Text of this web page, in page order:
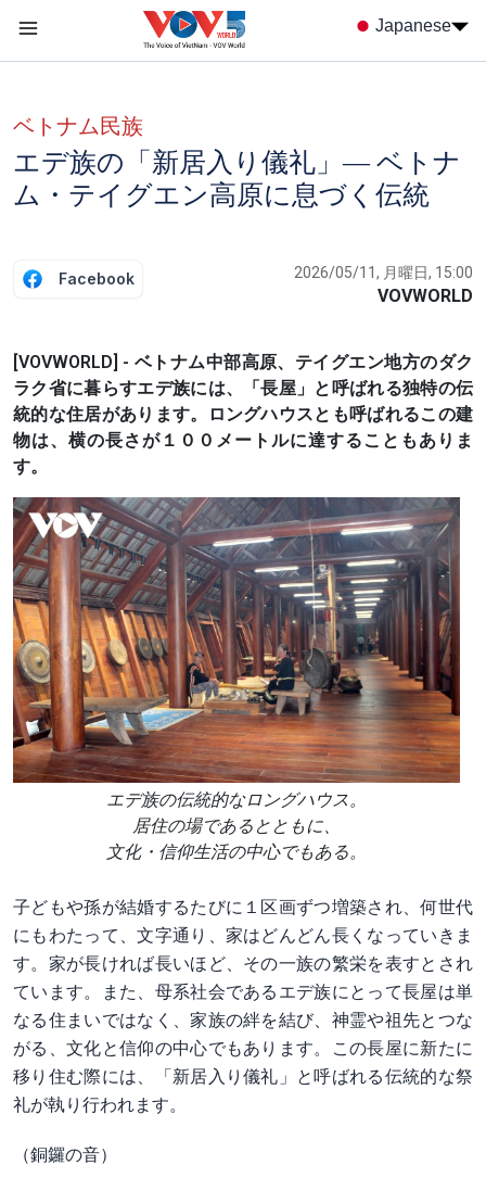
Japanese
ベトナム民族
エデ族の「新居入り儀礼」― ベトナ
ム・テイグエン高原に息づく伝統
Facebook 2026/05/11, 月曜日, 15:00
VOVWORLD
[VOVWORLD] - ベトナム中部高原、テイグエン地方のダク
ラク省に暮らすエデ族には、「長屋」と呼ばれる独特の伝
統的な住居があります。ロングハウスとも呼ばれるこの建
物は、横の長さが１００メートルに達することもありま
す。
エデ族の伝統的なロングハウス。
居住の場であるとともに、
文化・信仰生活の中心でもある。
子どもや孫が結婚するたびに１区画ずつ増築され、何世代
にもわたって、文字通り、家はどんどん長くなっていきま
す。家が長ければ長いほど、その一族の繁栄を表すとされ
ています。また、母系社会であるエデ族にとって長屋は単
なる住まいではなく、家族の絆を結び、神霊や祖先とつな
がる、文化と信仰の中心でもあります。この長屋に新たに
移り住む際には、「新居入り儀礼」と呼ばれる伝統的な祭
礼が執り行われます。
（銅鑼の音）